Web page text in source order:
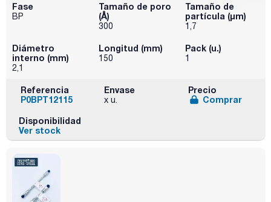
Fase
BP
Tamaño de poro
(Å)
300
Tamaño de
partícula (μm)
1,7
Diámetro
interno (mm)
2,1
Longitud (mm)
150
Pack (u.)
1
Referencia
P0BPT12115
Envase
x u.
Precio
Comprar
Disponibilidad
Ver stock